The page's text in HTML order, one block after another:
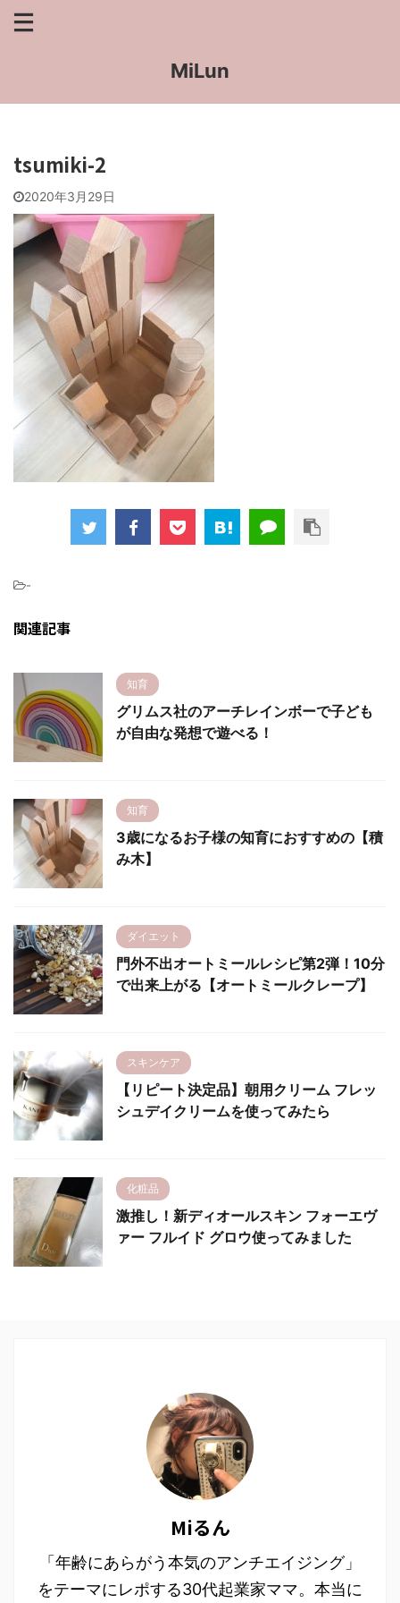
MiLun
tsumiki-2
2020年3月29日
-
関連記事
知育
グリムス社のアーチレインボーで子ども
が自由な発想で遊べる！
知育
3歳になるお子様の知育におすすめの【積
み木】
ダイエット
門外不出オートミールレシピ第2弾！10分
で出来上がる【オートミールクレープ】
スキンケア
【リピート決定品】朝用クリーム フレッ
シュデイクリームを使ってみたら
化粧品
激推し！新ディオールスキン フォーエヴ
ァー フルイド グロウ使ってみました
Miるん
「年齢にあらがう本気のアンチエイジング」
をテーマにレポする30代起業家ママ。本当に